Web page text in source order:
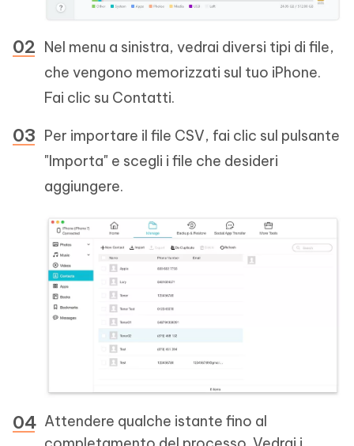
Nel menu a sinistra, vedrai diversi tipi di file,
che vengono memorizzati sul tuo iPhone.
Fai clic su Contatti.
Per importare il file CSV, fai clic sul pulsante
"Importa" e scegli i file che desideri
aggiungere.
Attendere qualche istante fino al